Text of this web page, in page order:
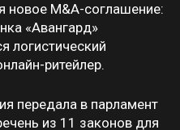
новое M&A-соглашение:
«Авангард»
логистический
ритейлер.
передала в парламент
из 11 законов для